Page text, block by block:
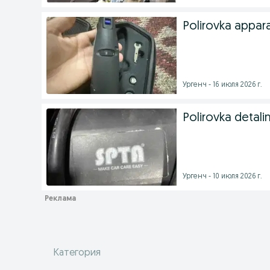
Polirovka
Ургенч - 16 июля 2026 г.
Polirovka
Ургенч - 10 июля 2026 г.
Категория